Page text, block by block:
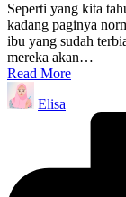
Seperti yang kita
kadang paginya
ibu yang sudah
mereka akan…
Read More
Posted
by
Elisa